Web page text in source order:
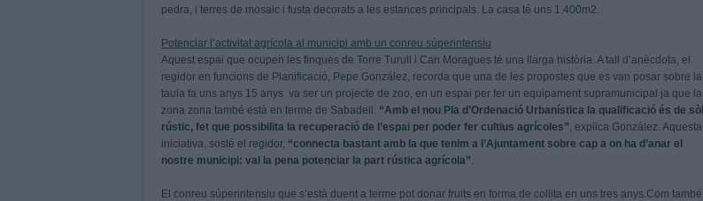
pedra, i terres de mosaic i fusta decorats a les estances principals. La casa té uns 1.400m2.
Potenciar l’activitat agrícola al municipi amb un conreu súperintensiu
Aquest espai que ocupen les finques de Torre Turull i Can Moragues té una llarga història. A tall d’anècdota, el
regidor en funcions de Planificació, Pepe González, recorda que una de les propostes que es van posar sobre la
taula fa uns anys 15 anys va ser un projecte de zoo, en un espai per fer un equipament supramunicipal ja que la
zona zona també està en terme de Sabadell. “Amb el nou Pla d’Ordenació Urbanística la qualificació és de sòl
rústic, fet que possibilita la recuperació de l’espai per poder fer cultius agrícoles”, explica González. Aquesta
iniciativa, sosté el regidor, “connecta bastant amb la que tenim a l’Ajuntament sobre cap a on ha d’anar el
nostre municipi: val la pena potenciar la part rústica agrícola”.
El conreu súperintensiu que s’està duent a terme pot donar fruits en forma de collita en uns tres anys.Com també